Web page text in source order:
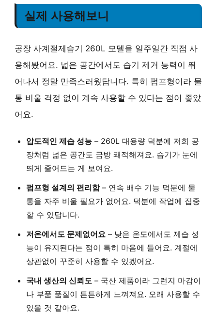
실제 사용해보니
공장 사계절제습기 260L 모델을 일주일간 직접 사
용해봤어요. 넓은 공간에서도 습기 제거 능력이 뛰
어나서 정말 만족스러웠답니다. 특히 펌프형이라 물
통 비울 걱정 없이 계속 사용할 수 있다는 점이 좋았
어요.
압도적인 제습 성능 – 260L 대용량 덕분에 저희 공
장처럼 넓은 공간도 금방 쾌적해져요. 습기가 눈에
띄게 줄어드는 게 보여요.
펌프형 설계의 편리함– 연속 배수 기능 덕분에 물
통을 자주 비울 필요가 없어요. 덕분에 작업에 집중
할 수 있답니다.
저온에서도 문제없어요 – 낮은 온도에서도 제습 성
능이 유지된다는 점이 특히 마음에 들어요. 계절에
상관없이 꾸준히 사용할 수 있겠어요.
국내 생산의 신뢰도 – 국산 제품이라 그런지 마감이
나 부품 품질이 튼튼하게 느껴져요. 오래 사용할 수
있을 것 같아요.